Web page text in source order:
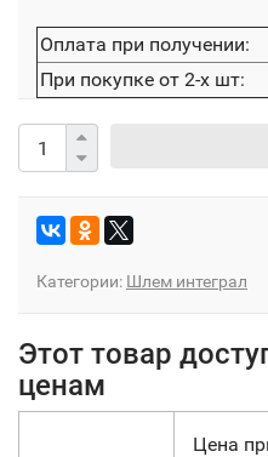
Оплата при получении:
При покупке от 2-х шт:
Категории: Шлем интеграл
Этот товар
ценам
Цена